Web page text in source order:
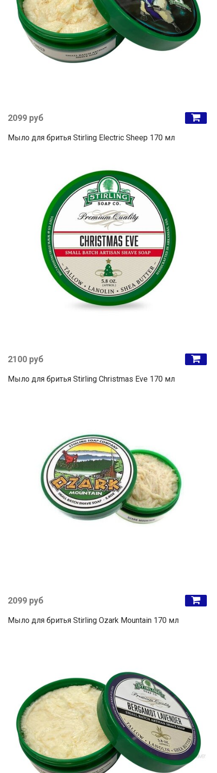
2099 руб
Мыло для бритья Stirling Electric Sheep 170 мл
2100 руб
Мыло для бритья Stirling Christmas Eve 170 мл
2099 руб
Мыло для бритья Stirling Ozark Mountain 170 мл